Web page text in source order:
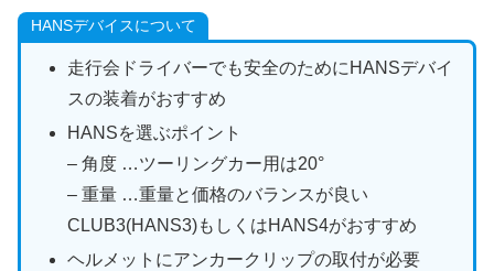
HANSデバイスについて
走行会ドライバーでも安全のためにHANSデバイ
スの装着がおすすめ
HANSを選ぶポイント
– 角度 …ツーリングカー用は20°
– 重量 …重量と価格のバランスが良い
CLUB3(HANS3)もしくはHANS4がおすすめ
ヘルメットにアンカークリップの取付が必要